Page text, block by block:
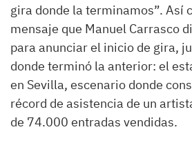
gira donde la terminamos”. Así
mensaje que Manuel Carrasco
para anunciar el inicio de gira,
donde terminó la anterior: el
en Sevilla, escenario donde
récord de asistencia de un
de 74.000 entradas vendidas.